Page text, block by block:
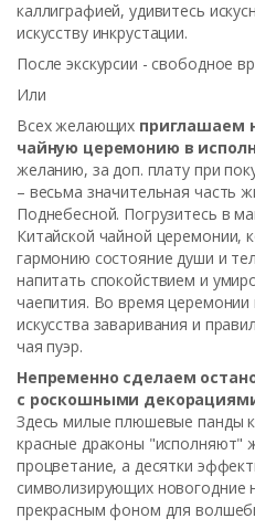
каллиграфией, удивитесь
искусству инкрустации.
После экскурсии - свободное
Или
Всех желающих приглашаем
чайную церемонию в
желанию, за доп. плату при
– весьма значительная часть
Поднебесной. Погрузитесь в
Китайской чайной церемонии,
гармонию состояние души и
напитать спокойствием и
чаепития. Во время
искусства заваривания и
чая пуэр.
Непременно сделаем
с роскошными
Здесь милые плюшевые панды
красные драконы "исполняют"
процветание, а десятки
символизирующих новогодние
прекрасным фоном для